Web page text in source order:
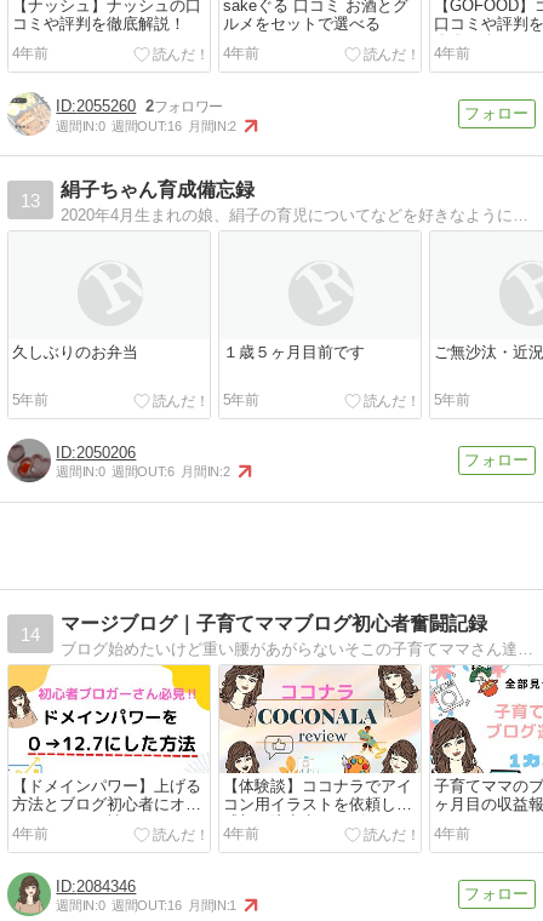
【ナッシュ】ナッシュの口
コミや評判を徹底解説！
4年前
sakeぐる 口コミ お酒とグ
ルメをセットで選べる
4年前
【GOFOOD
口コミや評判
〇〇な人はお
4年前
2055260 2
週間IN:0 週間OUT:16 月間IN:2
13
絹子ちゃん育成備忘録
久しぶりのお弁当
5年前
１歳５ヶ月目前です
5年前
ご無沙汰・近
5年前
2050206
週間IN:0 週間OUT:6 月間IN:2
14
マージブログ｜子育てママブログ初心者奮闘記録
【ドメインパワー】上げる
方法とブログ初心者にオス
スメのセルフ被リンク
4年前
【体験談】ココナラでアイ
コン用イラストを依頼した
感想と注意点をレビュー！
4年前
子育てママの
ヶ月目の収益
4年前
2084346
週間IN:0 週間OUT:16 月間IN:1